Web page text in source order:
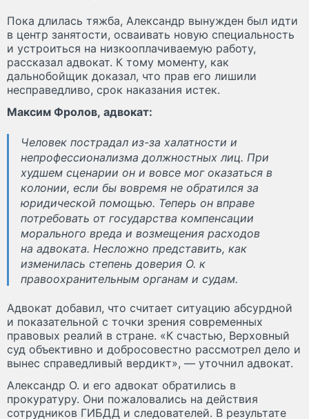
Пока длилась тяжба, Александр вынужден был идти
в центр занятости, осваивать новую специальность
и устроиться на низкооплачиваемую работу,
рассказал адвокат. К тому моменту, как
дальнобойщик доказал, что прав его лишили
несправедливо, срок наказания истек.
Максим Фролов, адвокат:
Человек пострадал из-за халатности и
непрофессионализма должностных лиц. При
худшем сценарии он и вовсе мог оказаться в
колонии, если бы вовремя не обратился за
юридической помощью. Теперь он вправе
потребовать от государства компенсации
морального вреда и возмещения расходов
на адвоката. Несложно представить, как
изменилась степень доверия О. к
правоохранительным органам и судам.
Адвокат добавил, что считает ситуацию абсурдной
и показательной с точки зрения современных
правовых реалий в стране. «К счастью, Верховный
суд объективно и добросовестно рассмотрел дело и
вынес справедливый вердикт», — уточнил адвокат.
Александр О. и его адвокат обратились в
прокуратуру. Они пожаловались на действия
сотрудников ГИБДД и следователей. В результате